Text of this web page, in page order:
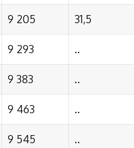
9 205 31,5
9 293 ..
9 383 ..
9 463 ..
9 545 ..